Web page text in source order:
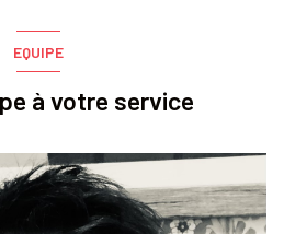
EQUIPE
à votre service